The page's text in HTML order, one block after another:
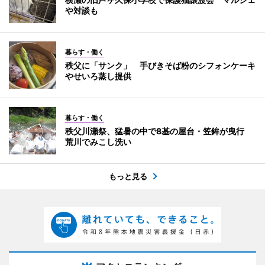
や対談も
暮らす・働く
秩父に「サンク」 手びきそば粉のシフォンケーキ
やせいろ蒸し提供
暮らす・働く
秩父川瀬祭、猛暑の中で8基の屋台・笠鉾が曳行
荒川でみこし洗い
もっと見る